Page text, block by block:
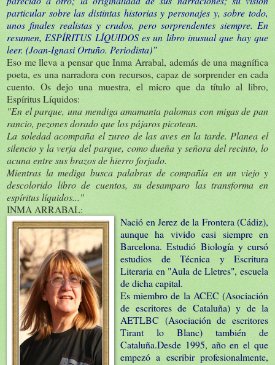
particular sobre las distintas historias y personajes y, sobre todo,
unos finales realistas y crudos, pero sorprendentes siempre. En
resumen, ESPÍRITUS LÍQUIDOS es un libro inusual que hay que
leer. (Joan-Ignasi Ortuño. Periodista)”
Eso me lleva a pensar que Inma Arrabal, además de una magnífica
poeta, es una narradora con recursos, capaz de sorprender en cada
cuento. Os dejo una muestra, el micro que da título al libro,
Espíritus Líquidos:
"En el parque, una mendiga amamanta palomas con migas de pan
rancio, pezones dorado que los pájaros picotean.
La soledad acompaña el zureo de las aves en la tarde. Planea el
silencio y la verja del parque, como dueña y señora del recinto, lo
acuna entre sus brazos de hierro forjado.
Mientras la mediga busca palabras de compañía en un viejo y
descolorido libro de cuentos, su desamparo las transforma en
espíritus líquidos..."
INMA ARRABAL:
Nació en Jerez de la Frontera (Cádiz),
aunque ha vivido casi siempre en
Barcelona. Estudió Biología y cursó
estudios de Técnica y Escritura
Literaria en "Aula de Lletres", escuela
de dicha capital.
Es miembro de la ACEC (Asociación
de escritores de Cataluña) y de la
AETLBC (Asociación de escritores
Tirant lo Blanc) también de
Cataluña.Desde 1995, año en el que
empezó a escribir profesionalmente,